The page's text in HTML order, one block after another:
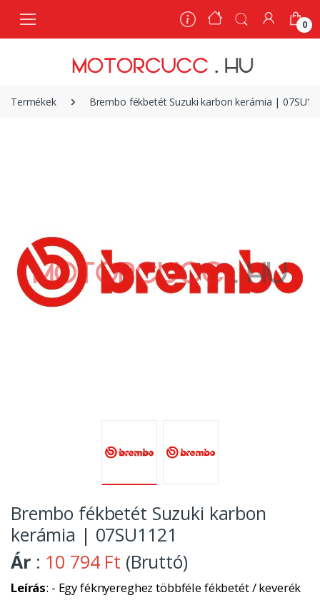
0
Termékek Brembo fékbetét Suzuki karbon kerámia |
Brembo fékbetét Suzuki karbon
kerámia | 07SU1121
Ár : 10 794 Ft (Bruttó)
Leírás: - Egy féknyereghez többféle fékbetét / keverék
0